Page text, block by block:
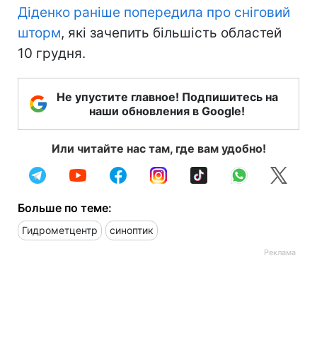
Діденко раніше попередила про сніговий
шторм, які зачепить більшість областей
10 грудня.
Не упустите главное! Подпишитесь на
наши обновления в Google!
Или читайте нас там, где вам удобно!
Больше по теме:
Гидрометцентр синоптик